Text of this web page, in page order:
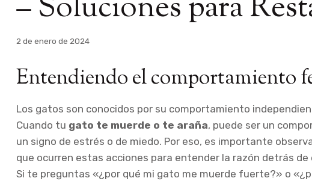
– Soluciones para
Por
2 de enero de 2024
Entendiendo el comportamiento
Los gatos son conocidos por su comportamiento
Cuando tu gato te muerde o te araña, puede ser un
un signo de estrés o de miedo. Por eso, es importante
que ocurren estas acciones para entender la razón detrás de
Si te preguntas «¿por qué mi gato me muerde fuerte?» o